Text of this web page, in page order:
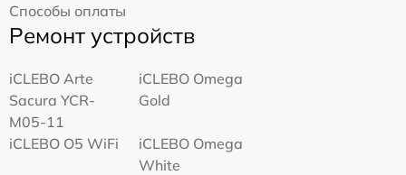
Способы оплаты
Ремонт устройств
iCLEBO Arte
Sacura YCR-
M05-11
iCLEBO Omega
Gold
iCLEBO O5 WiFi
iCLEBO Omega
White